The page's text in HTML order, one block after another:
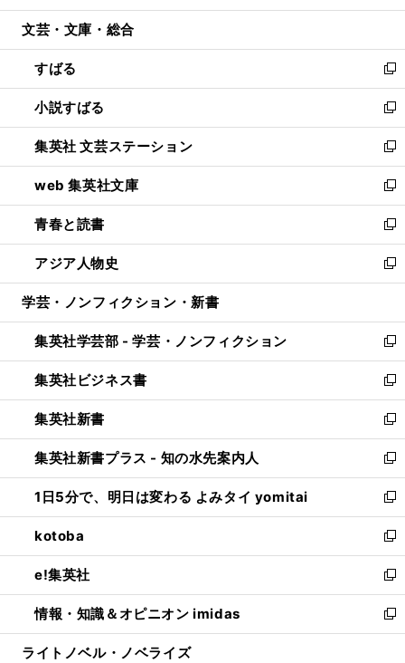
開
ウ
開
く
ン
ウ
で
開
く
ウ
ン
ド
ウ
で
開
く
文芸・文庫・総合
すばる
新
し
い
ウ
ィ
ン
ド
ウ
で
開
く
小説すばる
新
し
い
ウ
ィ
ン
ド
ウ
で
開
集英社 文芸ステーション
新
し
い
ウ
ィ
ン
ド
ウ
開
く
web 集英社文庫
新
し
い
ウ
ィ
ン
ウ
で
開
く
青春と読書
新
し
い
ウ
ン
ド
ウ
で
開
く
アジア人物史
新
し
ウ
ィ
ン
ド
ウ
で
開
く
学芸・ノンフィクション・新書
集英社学芸部 - 学芸・ノンフィクション
新
し
い
ウ
ィ
ン
ド
ウ
で
開
く
集英社ビジネス書
新
し
い
ウ
ィ
ン
ド
ウ
で
開
く
集英社新書
新
し
い
ウ
ィ
ン
ド
ウ
で
開
く
集英社新書プラス - 知の水先案内人
新
し
い
ウ
ィ
ン
ド
ウ
で
開
1日5分で、明日は変わる よみタイ yomitai
新
し
い
ウ
ィ
ン
ド
ウ
kotoba
新
し
い
ウ
ィ
ン
e!集英社
新
し
い
ウ
情報・知識＆オピニオン imidas
新
し
ライトノベル・ノベライズ